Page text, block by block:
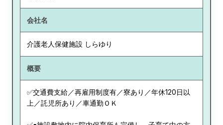
会社名
介護老人保健施設 しらゆり
概要
✅交通費支給／再雇用制度有／寮あり／年休120日以
上／託児所あり／車通勤ＯＫ